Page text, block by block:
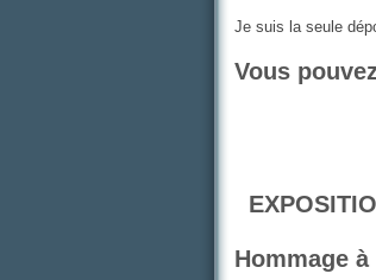
Je suis la seule
Vous
Hommage